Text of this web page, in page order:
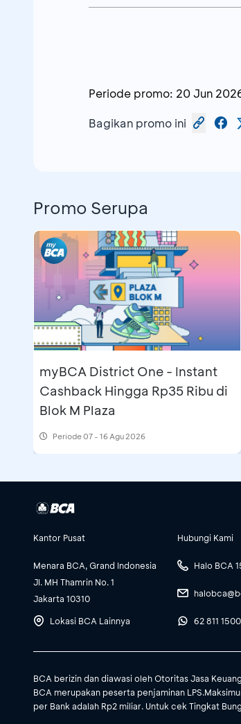
Melakukan pembukaan
Melakukan transaksi di
Periode promo: 20 Jun
Bagikan promo ini
Promo Serupa
myBCA District One - Instant
Cashback Hingga Rp35 Ribu di
Blok M Plaza
Periode07 - 16 Agu 2026
Kantor Pusat
Menara BCA, Grand Indonesia
Jl. MH Thamrin No. 1
Jakarta 10310
Lokasi BCA Lainnya
Hubungi Kami
Halo BCA
62 811
BCA berizin dan diawasi oleh Otoritas Jasa
BCA merupakan peserta penjaminan
per Bank adalah Rp2 miliar. Untuk cek Tingkat